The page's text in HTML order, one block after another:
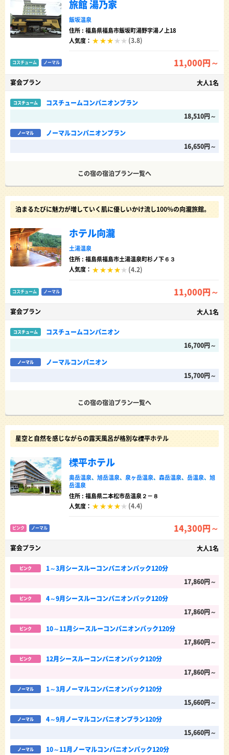
旅館 湯乃家
飯坂温泉
住所 : 福島県福島市飯坂町湯野字湯ノ上18
人気度：
(3.8)
コスチューム ノーマル 11,000円～
宴会プラン 大人1名
コスチューム
コスチュームコンパニオンプラン
18,510円～
ノーマル
ノーマルコンパニオンプラン
16,650円～
この宿の宿泊プラン一覧へ
泊まるたびに魅力が増していく肌に優しいかけ流し100％の向瀧旅館。
ホテル向瀧
土湯温泉
住所 : 福島県福島市土湯温泉町杉ノ下６３
人気度：
(4.2)
コスチューム ノーマル 11,000円～
宴会プラン 大人1名
コスチューム
コスチュームコンパニオン
16,700円～
ノーマル
ノーマルコンパニオン
15,700円～
この宿の宿泊プラン一覧へ
星空と自然を感じながらの露天風呂が格別な櫟平ホテル
櫟平ホテル
奥岳温泉、 旭岳温泉、 泉ヶ岳温泉、 森岳温泉、 岳温泉、 旭
岳温泉
住所 : 福島県二本松市岳温泉２－８
人気度：
(4.4)
ピンク ノーマル 14,300円～
宴会プラン 大人1名
ピンク
1～3月シースルーコンパニオンパック120分
17,860円～
ピンク
4～9月シースルーコンパニオンパック120分
17,860円～
ピンク
10～11月シースルーコンパニオンパック120分
17,860円～
ピンク
12月シースルーコンパニオンパック120分
17,860円～
ノーマル
1～3月ノーマルコンパニオンパック120分
15,660円～
ノーマル
4～9月ノーマルコンパニオンプラン120分
15,660円～
ノーマル
10～11月ノーマルコンパニオンパック120分